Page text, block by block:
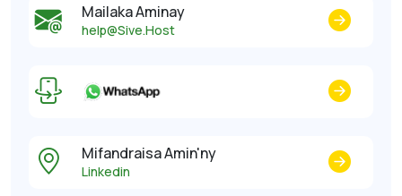
Mailaka Aminay
help@Sive.Host
Mifandraisa Amin'ny
Linkedin